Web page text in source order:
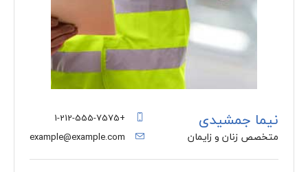
نیما جمشیدی
متخصص زنان و زایمان
+1-212-555-7575
example@example.com